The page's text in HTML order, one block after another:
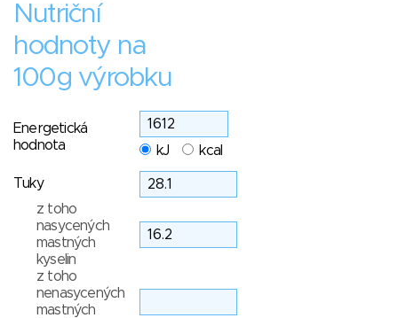
Nutriční
hodnoty na
100g výrobku
Energetická
hodnota
kJ kcal
Tuky
z toho
nasycených
mastných
kyselin
z toho
nenasycených
mastných